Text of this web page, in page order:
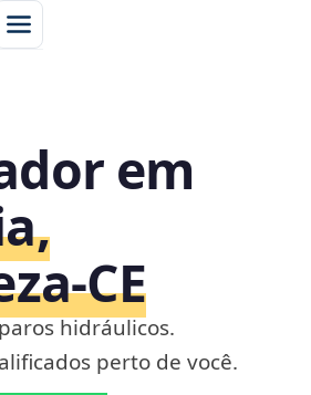
em
hidráulicos.
perto de você.